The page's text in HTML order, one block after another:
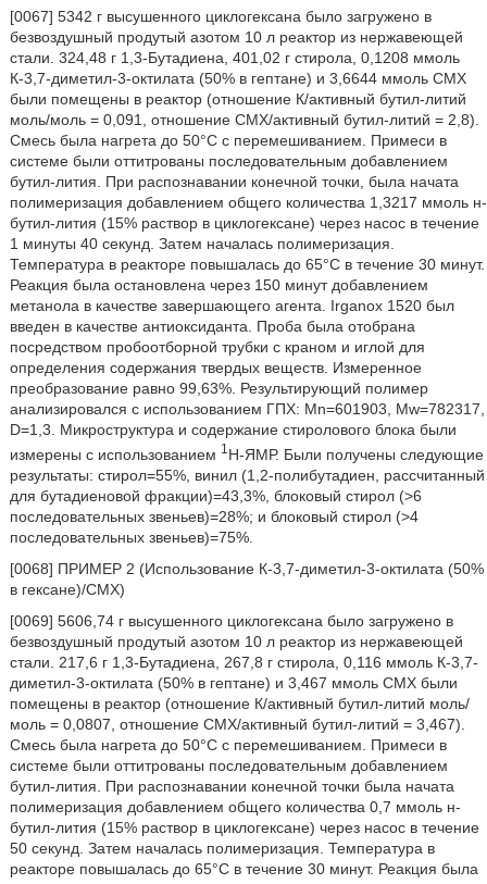
[0067] 5342 г высушенного циклогексана было загружено в
безвоздушный продутый азотом 10 л реактор из нержавеющей
стали. 324,48 г 1,3-Бутадиена, 401,02 г стирола, 0,1208 ммоль
К-3,7-диметил-3-октилата (50% в гептане) и 3,6644 ммоль СМХ
были помещены в реактор (отношение К/активный бутил-литий
моль/моль = 0,091, отношение СМХ/активный бутил-литий = 2,8).
Смесь была нагрета до 50°С с перемешиванием. Примеси в
системе были оттитрованы последовательным добавлением
бутил-лития. При распознавании конечной точки, была начата
полимеризация добавлением общего количества 1,3217 ммоль н-
бутил-лития (15% раствор в циклогексане) через насос в течение
1 минуты 40 секунд. Затем началась полимеризация.
Температура в реакторе повышалась до 65°C в течение 30 минут.
Реакция была остановлена через 150 минут добавлением
метанола в качестве завершающего агента. Irganox 1520 был
введен в качестве антиоксиданта. Проба была отобрана
посредством пробоотборной трубки с краном и иглой для
определения содержания твердых веществ. Измеренное
преобразование равно 99,63%. Результирующий полимер
анализировался с использованием ГПХ: Mn=601903, Mw=782317,
D=1,3. Микроструктура и содержание стиролового блока были
измерены с использованием 1 H-ЯМР. Были получены следующие
результаты: стирол=55%, винил (1,2-полибутадиен, рассчитанный
для бутадиеновой фракции)=43,3%, блоковый стирол (>6
последовательных звеньев)=28%; и блоковый стирол (>4
последовательных звеньев)=75%.
[0068] ПРИМЕР 2 (Использование К-3,7-диметил-3-октилата (50%
в гексане)/СМХ)
[0069] 5606,74 г высушенного циклогексана было загружено в
безвоздушный продутый азотом 10 л реактор из нержавеющей
стали. 217,6 г 1,3-Бутадиена, 267,8 г стирола, 0,116 ммоль К-3,7-
диметил-3-октилата (50% в гептане) и 3,467 ммоль СМХ были
помещены в реактор (отношение К/активный бутил-литий моль/
моль = 0,0807, отношение СМХ/активный бутил-литий = 3,467).
Смесь была нагрета до 50°С с перемешиванием. Примеси в
системе были оттитрованы последовательным добавлением
бутил-лития. При распознавании конечной точки была начата
полимеризация добавлением общего количества 0,7 ммоль н-
бутил-лития (15% раствор в циклогексане) через насос в течение
50 секунд. Затем началась полимеризация. Температура в
реакторе повышалась до 65°C в течение 30 минут. Реакция была